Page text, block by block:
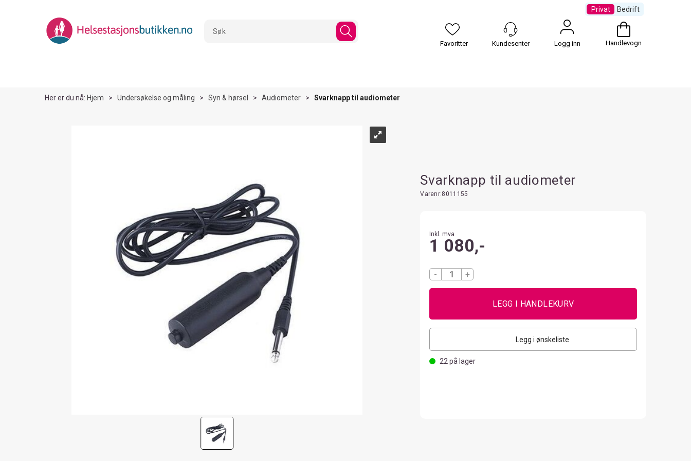
Logg inn
Privat Bedrift
Handlevogn
Her er du nå: Hjem > Undersøkelse og måling > Syn & hørsel > Audiometer > Svarknapp til audiometer
Svarknapp til audiometer
Varenr:8011155
Inkl. mva
1 080,-
- +
Legg i ønskeliste
22 på lager